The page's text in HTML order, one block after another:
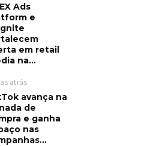
Ads
e
em retail
na...
atrás
avança na
de
e ganha
nas